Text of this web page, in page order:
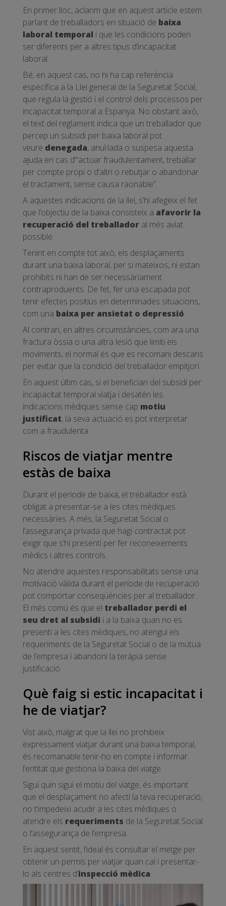
En primer lloc, aclarim que en aquest article estem
parlant de treballadors en situació de baixa
laboral temporal i que les condicions poden
ser diferents per a altres tipus d’incapacitat
laboral.
Bé, en aquest cas, no hi ha cap referència
específica a la Llei general de la Seguretat Social,
que regula la gestió i el control dels processos per
incapacitat temporal a Espanya. No obstant això,
el text del reglament indica que un treballador que
percep un subsidi per baixa laboral pot
veure denegada, anul·lada o suspesa aquesta
ajuda en cas d’“actuar fraudulentament, treballar
per compte propi o d’altri o rebutjar o abandonar
el tractament, sense causa raonable”.
A aquestes indicacions de la llei, s’hi afegeix el fet
que l’objectiu de la baixa consisteix a afavorir la
recuperació del treballador al més aviat
possible.
Tenint en compte tot això, els desplaçaments
durant una baixa laboral, per si mateixos, ni estan
prohibits ni han de ser necessàriament
contraproduents. De fet, fer una escapada pot
tenir efectes positius en determinades situacions,
com una baixa per ansietat o depressió.
Al contrari, en altres circumstàncies, com ara una
fractura òssia o una altra lesió que limiti els
moviments, el normal és que es recomani descans
per evitar que la condició del treballador empitjori.
En aquest últim cas, si el beneficiari del subsidi per
incapacitat temporal viatja i desatén les
indicacions mèdiques sense cap motiu
justificat, la seva actuació es pot interpretar
com a fraudulenta.
Riscos de viatjar mentre
estàs de baixa
Durant el període de baixa, el treballador està
obligat a presentar-se a les cites mèdiques
necessàries. A més, la Seguretat Social o
l’assegurança privada que hagi contractat pot
exigir que s’hi presenti per fer reconeixements
mèdics i altres controls.
No atendre aquestes responsabilitats sense una
motivació vàlida durant el període de recuperació
pot comportar conseqüències per al treballador.
El més comú és que el treballador perdi el
seu dret al subsidi i a la baixa quan no es
presenti a les cites mèdiques, no atengui els
requeriments de la Seguretat Social o de la mútua
de l’empresa i abandoni la teràpia sense
justificació.
Què faig si estic incapacitat i
he de viatjar?
Vist això, malgrat que la llei no prohibeix
expressament viatjar durant una baixa temporal,
és recomanable tenir-ho en compte i informar
l’entitat que gestiona la baixa del viatge.
Sigui quin sigui el motiu del viatge, és important
que el desplaçament no afecti la teva recuperació,
no t’impedeixi acudir a les cites mèdiques o
atendre els requeriments de la Seguretat Social
o l’assegurança de l’empresa.
En aquest sentit, l’ideal és consultar el metge per
obtenir un permís per viatjar quan cal i presentar-
lo als centres d’inspecció mèdica.